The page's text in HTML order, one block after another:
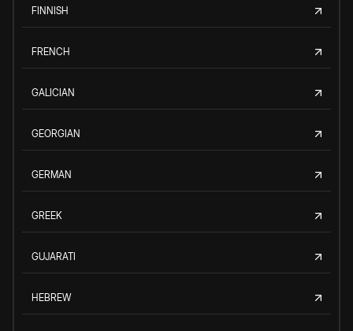
FINNISH
FRENCH
GALICIAN
GEORGIAN
GERMAN
GREEK
GUJARATI
HEBREW